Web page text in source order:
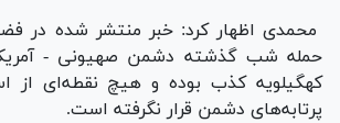
محمدی اظهار کرد: خبر منتشر شده در
حمله شب گذشته دشمن صهیونی -
کهگیلویه کذب بوده و هیچ نقطه‌ای از
پرتابه‌های دشمن قرار نگرفته است.